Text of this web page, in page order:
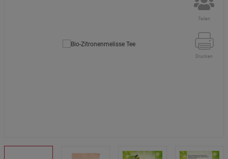
Teilen
Drucken